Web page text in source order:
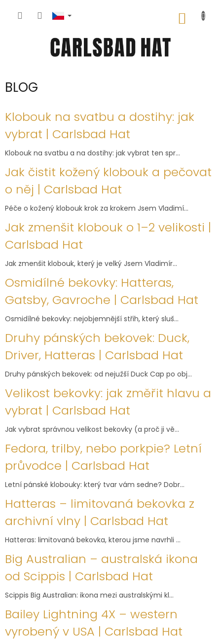
BLOG
ý
p
s
l
á
n
k
Klobouk na svatbu a dostihy: jak
vybrat | Carlsbad Hat
Klobouk na svatbu a na dostihy: jak vybrat ten spr...
Jak čistit kožený klobouk a pečovat
o něj | Carlsbad Hat
Péče o kožený klobouk krok za krokem Jsem Vladimí...
Jak zmenšit klobouk o 1–2 velikosti |
Carlsbad Hat
Jak zmenšit klobouk, který je velký Jsem Vladimír...
Osmidílné bekovky: Hatteras,
Gatsby, Gavroche | Carlsbad Hat
Osmidílné bekovky: nejobjemnější střih, který sluš...
Druhy pánských bekovek: Duck,
Driver, Hatteras | Carlsbad Hat
Druhy pánských bekovek: od nejužší Duck Cap po obj...
Velikost bekovky: jak změřit hlavu a
vybrat | Carlsbad Hat
Jak vybrat správnou velikost bekovky (a proč ji vě...
Fedora, trilby, nebo porkpie? Letní
průvodce | Carlsbad Hat
Letní pánské klobouky: který tvar vám sedne? Dobr...
Hatteras – limitovaná bekovka z
archivní vlny | Carlsbad Hat
Hatteras: limitovaná bekovka, kterou jsme navrhli ...
Big Australian – australská ikona
od Scippis | Carlsbad Hat
Scippis Big Australian: ikona mezi australskými kl...
Bailey Lightning 4X – western
vyrobený v USA | Carlsbad Hat